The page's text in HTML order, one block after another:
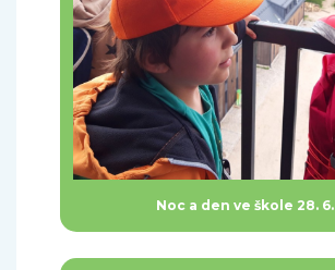
Noc a den ve škole 28. 6.